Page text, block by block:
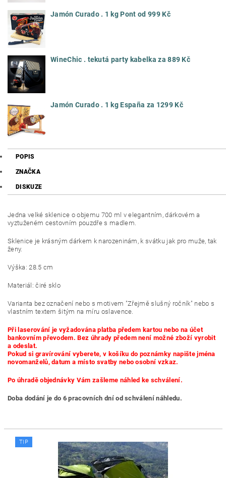
Jamón Curado . 1 kg Pont od 999 Kč
WineChic . tekutá party kabelka za 889 Kč
Jamón Curado . 1 kg España za 1299 Kč
POPIS
ZNAČKA
DISKUZE
Jedna velké sklenice o objemu 700 ml v elegantním, dárkovém a
vyztuženém cestovním pouzdře s madlem.
Sklenice je krásným dárkem k narozeninám, k svátku jak pro muže, tak
ženy.
Výška: 28.5 cm
Materiál: čiré sklo
Varianta bez označení nebo s motivem "Zřejmě slušný ročník" nebo s
vlastním textem šitým na míru oslavence.
Při laserování je vyžadována platba předem kartou nebo na účet
bankovním převodem. Bez úhrady předem není možné zboží vyrobit
a odeslat.
Pokud si gravírování vyberete, v košíku do poznámky napište jména
novomanželů, datum a místo svatby nebo osobní vzkaz.
Po úhradě objednávky Vám zašleme náhled ke schválení.
Doba dodání je do 6 pracovních dní od schválení náhledu.
TIP